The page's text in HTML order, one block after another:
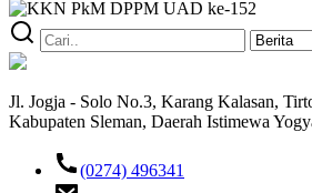
Jl. Jogja - Solo No.3, Karang Kalasan,
Kabupaten Sleman, Daerah Istimewa
(0274) 496341